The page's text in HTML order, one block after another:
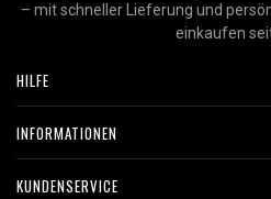
– mit schneller Lieferung und
einkaufen
HILFE
INFORMATIONEN
KUNDENSERVICE